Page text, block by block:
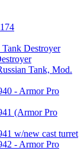
Destroyer
Tank, Mod.
- Armor Pro
(Armor Pro
w/new cast turret
- Armor Pro